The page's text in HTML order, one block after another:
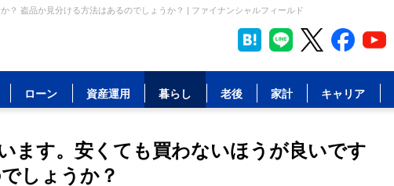
？ 盗品か見分ける方法はあるのでしょうか？ | ファイナンシャルフィールド
ローン 資産運用 暮らし 老後 家計 キャリア
ます。安くても買わないほうが良いです
しょうか？